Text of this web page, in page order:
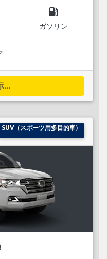
local_gas_station
ガソリン
...
SUV（スポーツ用多目的車）